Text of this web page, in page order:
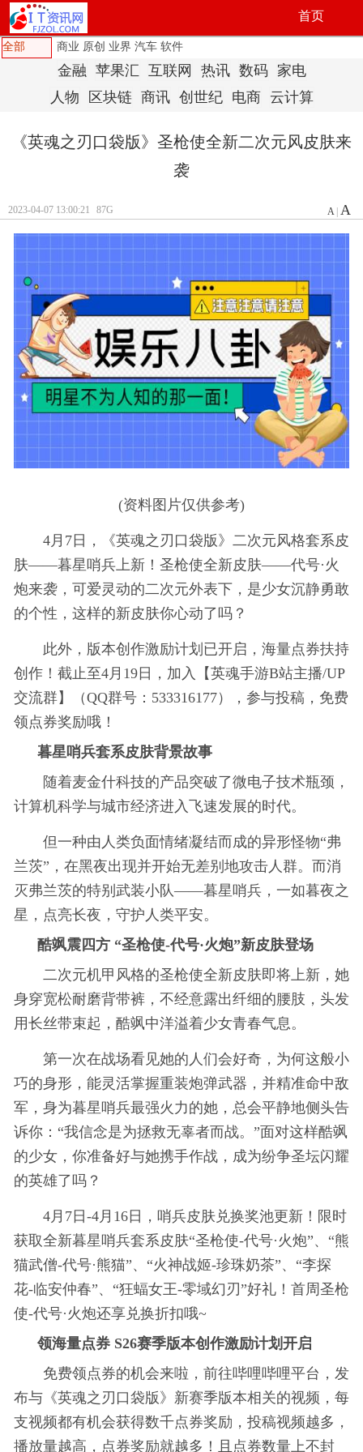
首页
全部 商业 原创 业界 汽车 软件
金融 苹果汇 互联网 热讯 数码
家电
人物
区块链 商讯 创世纪 电商 云计算
《英魂之刃口袋版》圣枪使全新二次元风皮肤来
袭
2023-04-07 13:00:21 87G A| A
(资料图片仅供参考)
4月7日，《英魂之刃口袋版》二次元风格套系皮
肤——暮星哨兵上新！圣枪使全新皮肤——代号·火
炮来袭，可爱灵动的二次元外表下，是少女沉静勇敢
的个性，这样的新皮肤你心动了吗？
此外，版本创作激励计划已开启，海量点券扶持
创作！截止至4月19日，加入【英魂手游B站主播/UP
交流群】（QQ群号：533316177），参与投稿，免费
领点券奖励哦！
暮星哨兵套系皮肤背景故事
随着麦金什科技的产品突破了微电子技术瓶颈，
计算机科学与城市经济进入飞速发展的时代。
但一种由人类负面情绪凝结而成的异形怪物“弗
兰茨”，在黑夜出现并开始无差别地攻击人群。而消
灭弗兰茨的特别武装小队——暮星哨兵，一如暮夜之
星，点亮长夜，守护人类平安。
酷飒震四方 “圣枪使-代号·火炮”新皮肤登场
二次元机甲风格的圣枪使全新皮肤即将上新，她
身穿宽松耐磨背带裤，不经意露出纤细的腰肢，头发
用长丝带束起，酷飒中洋溢着少女青春气息。
第一次在战场看见她的人们会好奇，为何这般小
巧的身形，能灵活掌握重装炮弹武器，并精准命中敌
军，身为暮星哨兵最强火力的她，总会平静地侧头告
诉你：“我信念是为拯救无辜者而战。”面对这样酷飒
的少女，你准备好与她携手作战，成为纷争圣坛闪耀
的英雄了吗？
4月7日-4月16日，哨兵皮肤兑换奖池更新！限时
获取全新暮星哨兵套系皮肤“圣枪使-代号·火炮”、“熊
猫武僧-代号·熊猫”、“火神战姬-珍珠奶茶”、“李探
花-临安仲春”、“狂蝠女王-零域幻刃”好礼！首周圣枪
使-代号·火炮还享兑换折扣哦~
领海量点券 S26赛季版本创作激励计划开启
免费领点券的机会来啦，前往哔哩哔哩平台，发
布与《英魂之刃口袋版》新赛季版本相关的视频，每
支视频都有机会获得数千点券奖励，投稿视频越多，
播放量越高，点券奖励就越多！且点券数量上不封